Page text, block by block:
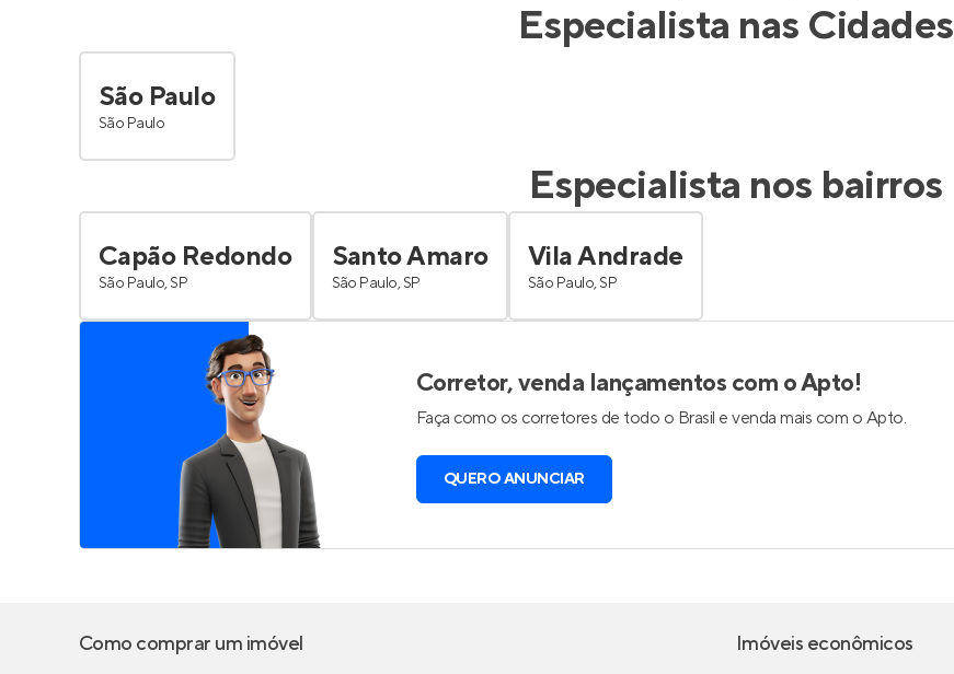
Especialista nas Cidades
São Paulo
São Paulo
Especialista nos bairros
Capão Redondo
São Paulo, SP
Santo Amaro
São Paulo, SP
Vila Andrade
São Paulo, SP
Corretor, venda lançamentos com o Apto!
Faça como os corretores de todo o Brasil e venda mais com o Apto.
QUERO ANUNCIAR
Como comprar um imóvel Imóveis econômicos